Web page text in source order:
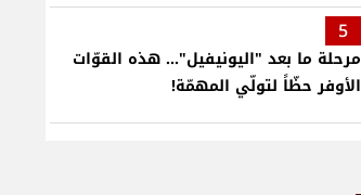
5
مرحلة ما بعد "اليونيفيل"... هذه القوّات
الأوفر حظّاً لتولّي المهمّة!